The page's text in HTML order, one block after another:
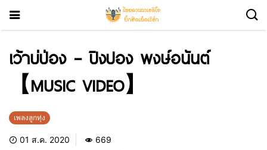
เว้าบ่ป่อง – ปิงปอง พงษ์อนันต์
【MUSIC VIDEO】
เพลงลูกทุ่ง
01 ส.ค. 2020 669